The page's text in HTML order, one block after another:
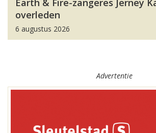
Earth & Fire-zangeres Jerney
overleden
6 augustus 2026
Advertentie